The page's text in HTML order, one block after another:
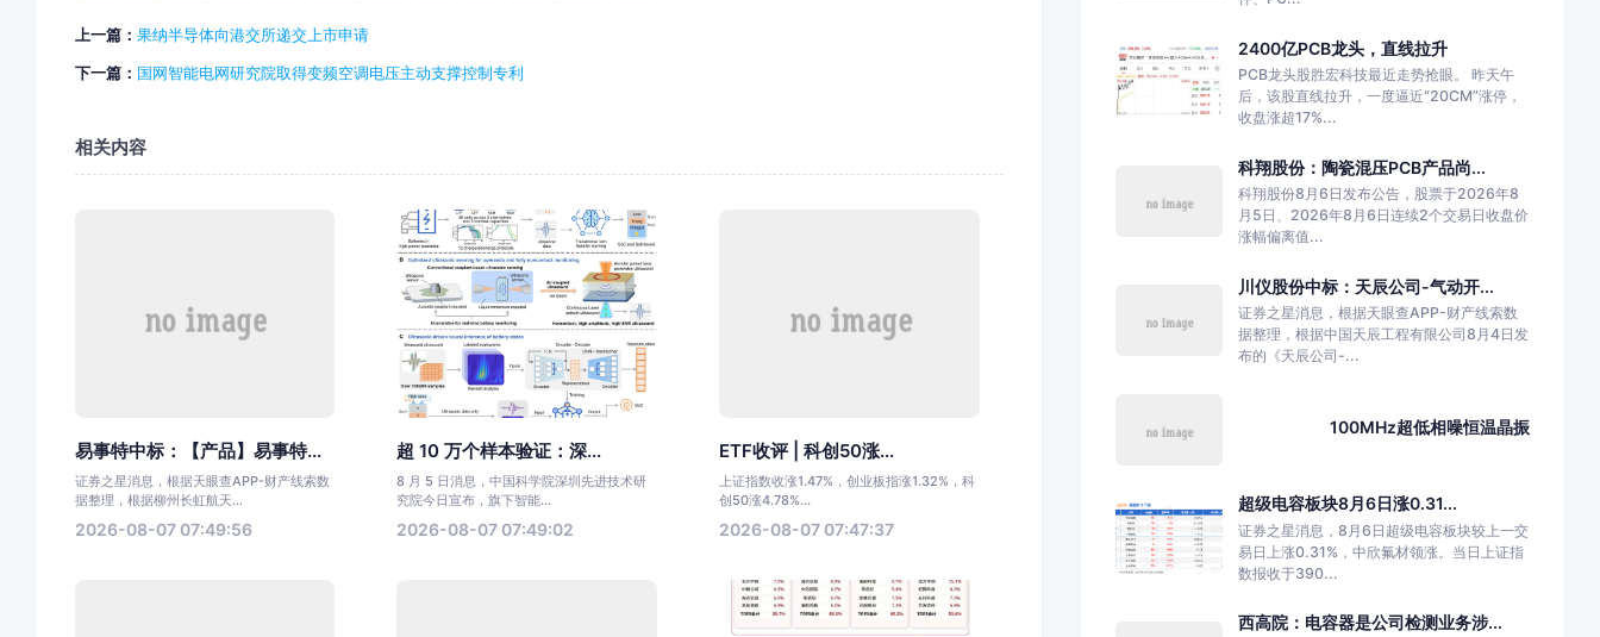
上一篇： 果纳半导体向港交所递交上市申请
下一篇： 国网智能电网研究院取得变频空调电压主动支撑控制专利
相关内容
易事特中标：【产品】易事特...
证券之星消息，根据天眼查APP-财产线索数
据整理，根据柳州长虹航天...
2026-08-07 07:49:56
超 10 万个样本验证：深...
8 月 5 日消息，中国科学院深圳先进技术研
究院今日宣布，旗下智能...
2026-08-07 07:49:02
ETF收评 | 科创50涨...
上证指数收涨1.47%，创业板指涨1.32%，科
创50涨4.78%...
2026-08-07 07:47:37
2400亿PCB龙头，直线拉升
PCB龙头股胜宏科技最近走势抢眼。 昨天午
后，该股直线拉升，一度逼近“20CM”涨停，
收盘涨超17%...
科翔股份：陶瓷混压PCB产品尚...
科翔股份8月6日发布公告，股票于2026年8
月5日、2026年8月6日连续2个交易日收盘价
涨幅偏离值...
川仪股份中标：天辰公司-气动开...
证券之星消息，根据天眼查APP-财产线索数
据整理，根据中国天辰工程有限公司8月4日发
布的《天辰公司-...
100MHz超低相噪恒温晶振
超级电容板块8月6日涨0.31...
证券之星消息，8月6日超级电容板块较上一交
易日上涨0.31%，中欣氟材领涨。当日上证指
数报收于390...
西高院：电容器是公司检测业务涉...